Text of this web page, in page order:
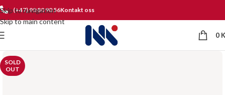
Skip to navigation
Skip to main content
(+47) 90 80 90 56Kontakt oss
0
SOLD
OUT